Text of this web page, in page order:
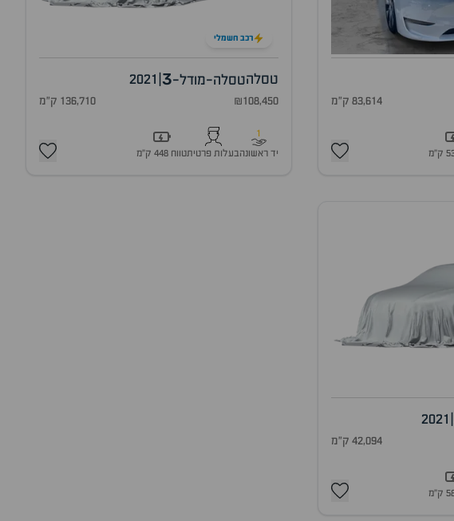
83,614 ק"מ
רכב חשמלי
טסלהטסלה-מודל-3
2021
₪108,450 136,710 ק"מ
1
יד ראשונהבעלות פרטיתטווח 448 ק״מ
2021
42,094 ק"מ